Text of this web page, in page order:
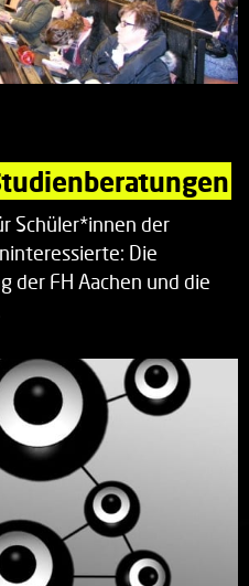
Schüler*innen der
Die
der FH Aachen und die